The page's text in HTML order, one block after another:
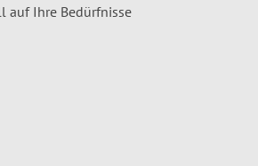
auf Ihre Bedürfnisse